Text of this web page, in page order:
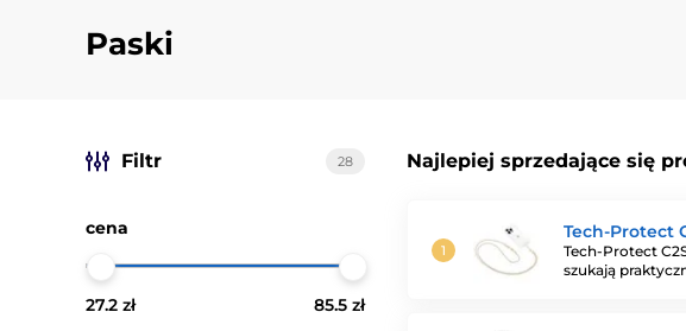
Paski
Najlepiej sprzedające się
Tech-Protect
Tech-Protect
szukają
Filtr 28
cena
27.2 zł 85.5 zł